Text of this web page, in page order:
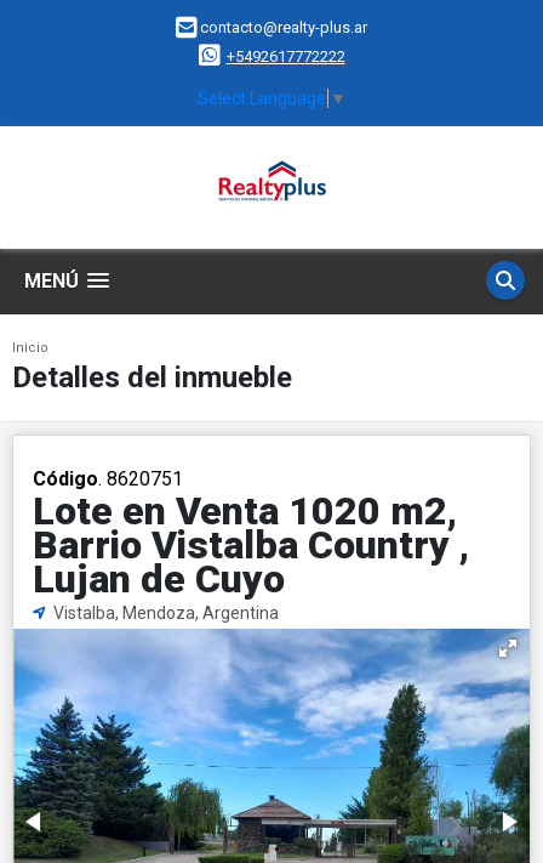
contacto@realty-plus.ar
+5492617772222
Select Language ▼
MENÚ
Inicio
Detalles del inmueble
Código. 8620751
Lote en Venta 1020 m2,
Barrio Vistalba Country ,
Lujan de Cuyo
Vistalba, Mendoza, Argentina